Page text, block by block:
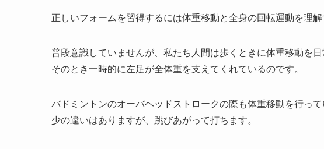
正しいフォームを習得するには体重移動と全身の回転運動を理解
普段意識していませんが、私たち人間は歩くときに体重移動を
そのとき一時的に左足が全体重を支えてくれているのです。
バドミントンのオーバヘッドストロークの際も体重移動を行っ
少の違いはありますが、跳びあがって打ちます。